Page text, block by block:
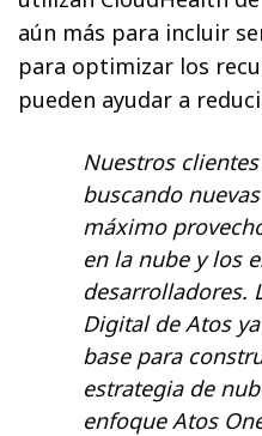
aún más para incluir
para optimizar los
pueden ayudar a
Nuestros
buscando
máximo
en la nube y los
desarrolladores.
Digital de Atos
base para
estrategia de
enfoque Atos